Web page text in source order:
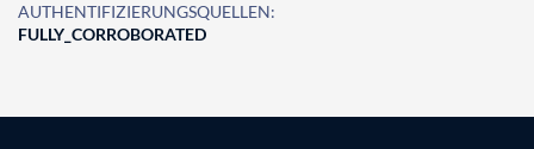
AUTHENTIFIZIERUNGSQUELLEN:
FULLY_CORROBORATED